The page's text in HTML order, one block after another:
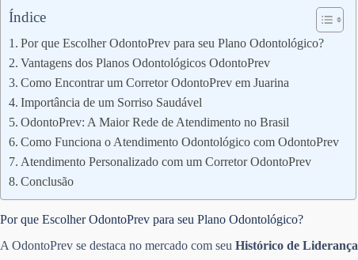
Índice
Por que Escolher OdontoPrev para seu Plano Odontológico?
Vantagens dos Planos Odontológicos OdontoPrev
Como Encontrar um Corretor OdontoPrev em Juarina
Importância de um Sorriso Saudável
OdontoPrev: A Maior Rede de Atendimento no Brasil
Como Funciona o Atendimento Odontológico com OdontoPrev
Atendimento Personalizado com um Corretor OdontoPrev
Conclusão
Por que Escolher OdontoPrev para seu Plano Odontológico?
A OdontoPrev se destaca no mercado com seu Histórico de Liderança